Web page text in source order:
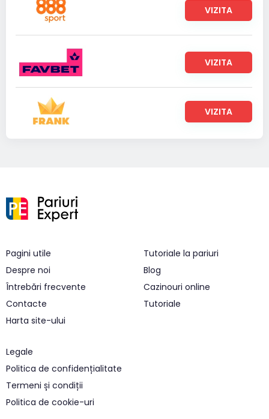
VIZITA
VIZITA
VIZITA
Pagini utile
Despre noi
Întrebări frecvente
Contacte
Harta site-ului
Tutoriale la pariuri
Blog
Cazinouri online
Tutoriale
Legale
Politica de confidențialitate
Termeni și condiții
Politica de cookie-uri